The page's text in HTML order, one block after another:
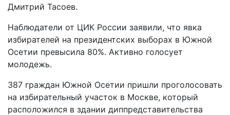
Дмитрий Тасоев.
Наблюдатели от ЦИК России заявили, что явка
избирателей на президентских выборах в Южной
Осетии превысила 80%. Активно голосует
молодежь.
387 граждан Южной Осетии пришли проголосовать
на избирательный участок в Москве, который
расположился в здании диппредставительства